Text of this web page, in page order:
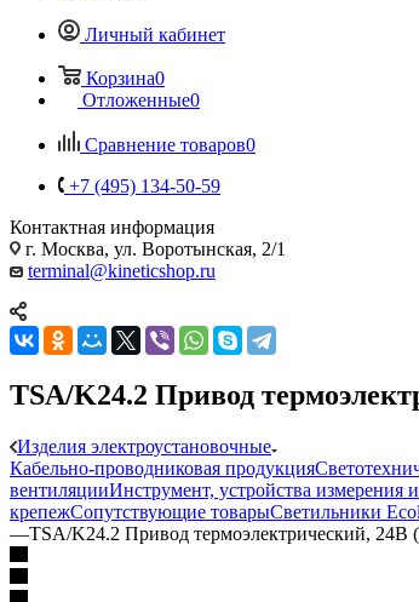
Личный кабинет
Корзина0
Отложенные0
Сравнение товаров0
+7 (495) 134-50-59
Контактная информация
г. Москва, ул. Воротынская, 2/1
terminal@kineticshop.ru
TSA/K24.2 Привод
Изделия электроустановочные
Кабельно-проводниковая продукция
вентиляцииИнструмент, устройства измерения
крепежСопутствующие товарыСветильники
—TSA/K24.2 Привод термоэлектрический, 24В